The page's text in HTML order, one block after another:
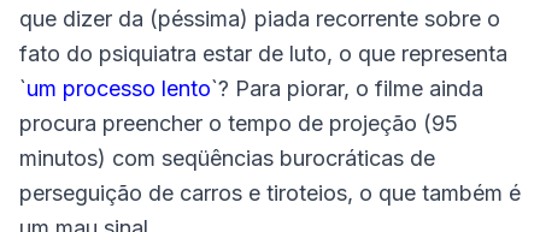
que dizer da (péssima) piada recorrente sobre o
fato do psiquiatra estar de luto, o que representa
`um processo lento`? Para piorar, o filme ainda
procura preencher o tempo de projeção (95
minutos) com seqüências burocráticas de
perseguição de carros e tiroteios, o que também é